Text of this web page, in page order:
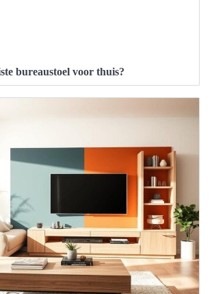
bureaustoel voor thuis?